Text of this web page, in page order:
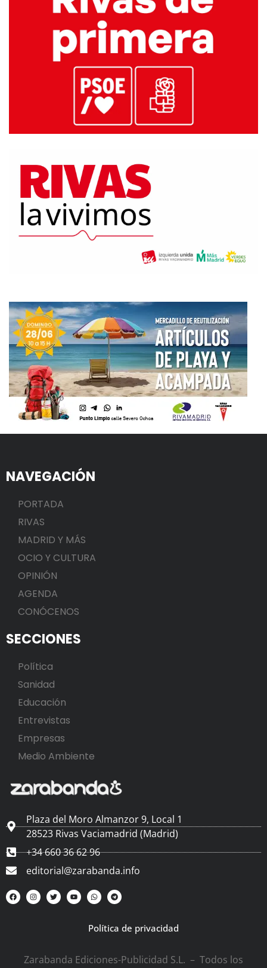
NAVEGACIÓN
PORTADA
RIVAS
MADRID Y MÁS
OCIO Y CULTURA
OPINIÓN
AGENDA
CONÓCENOS
SECCIONES
Política
Sanidad
Educación
Entrevistas
Empresas
Medio Ambiente
Plaza del Moro Almanzor 9, Local 1
28523 Rivas Vaciamadrid (Madrid)
+34 660 36 62 96
editorial@zarabanda.info
Política de privacidad
Zarabanda Ediciones-Publicidad S.L. – Todos los